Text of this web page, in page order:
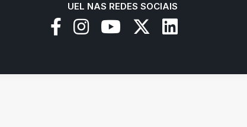
UEL NAS REDES SOCIAIS